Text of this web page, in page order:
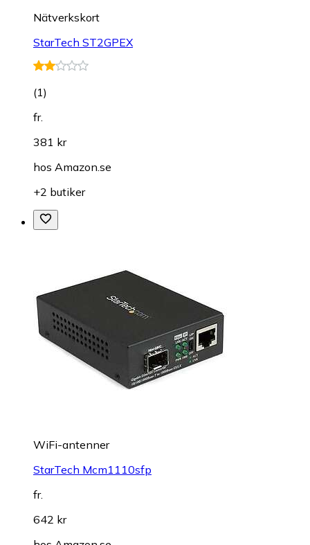
Nätverkskort
StarTech ST2GPEX
(1)
fr.
381 kr
hos Amazon.se
+2 butiker
WiFi-antenner
StarTech Mcm1110sfp
fr.
642 kr